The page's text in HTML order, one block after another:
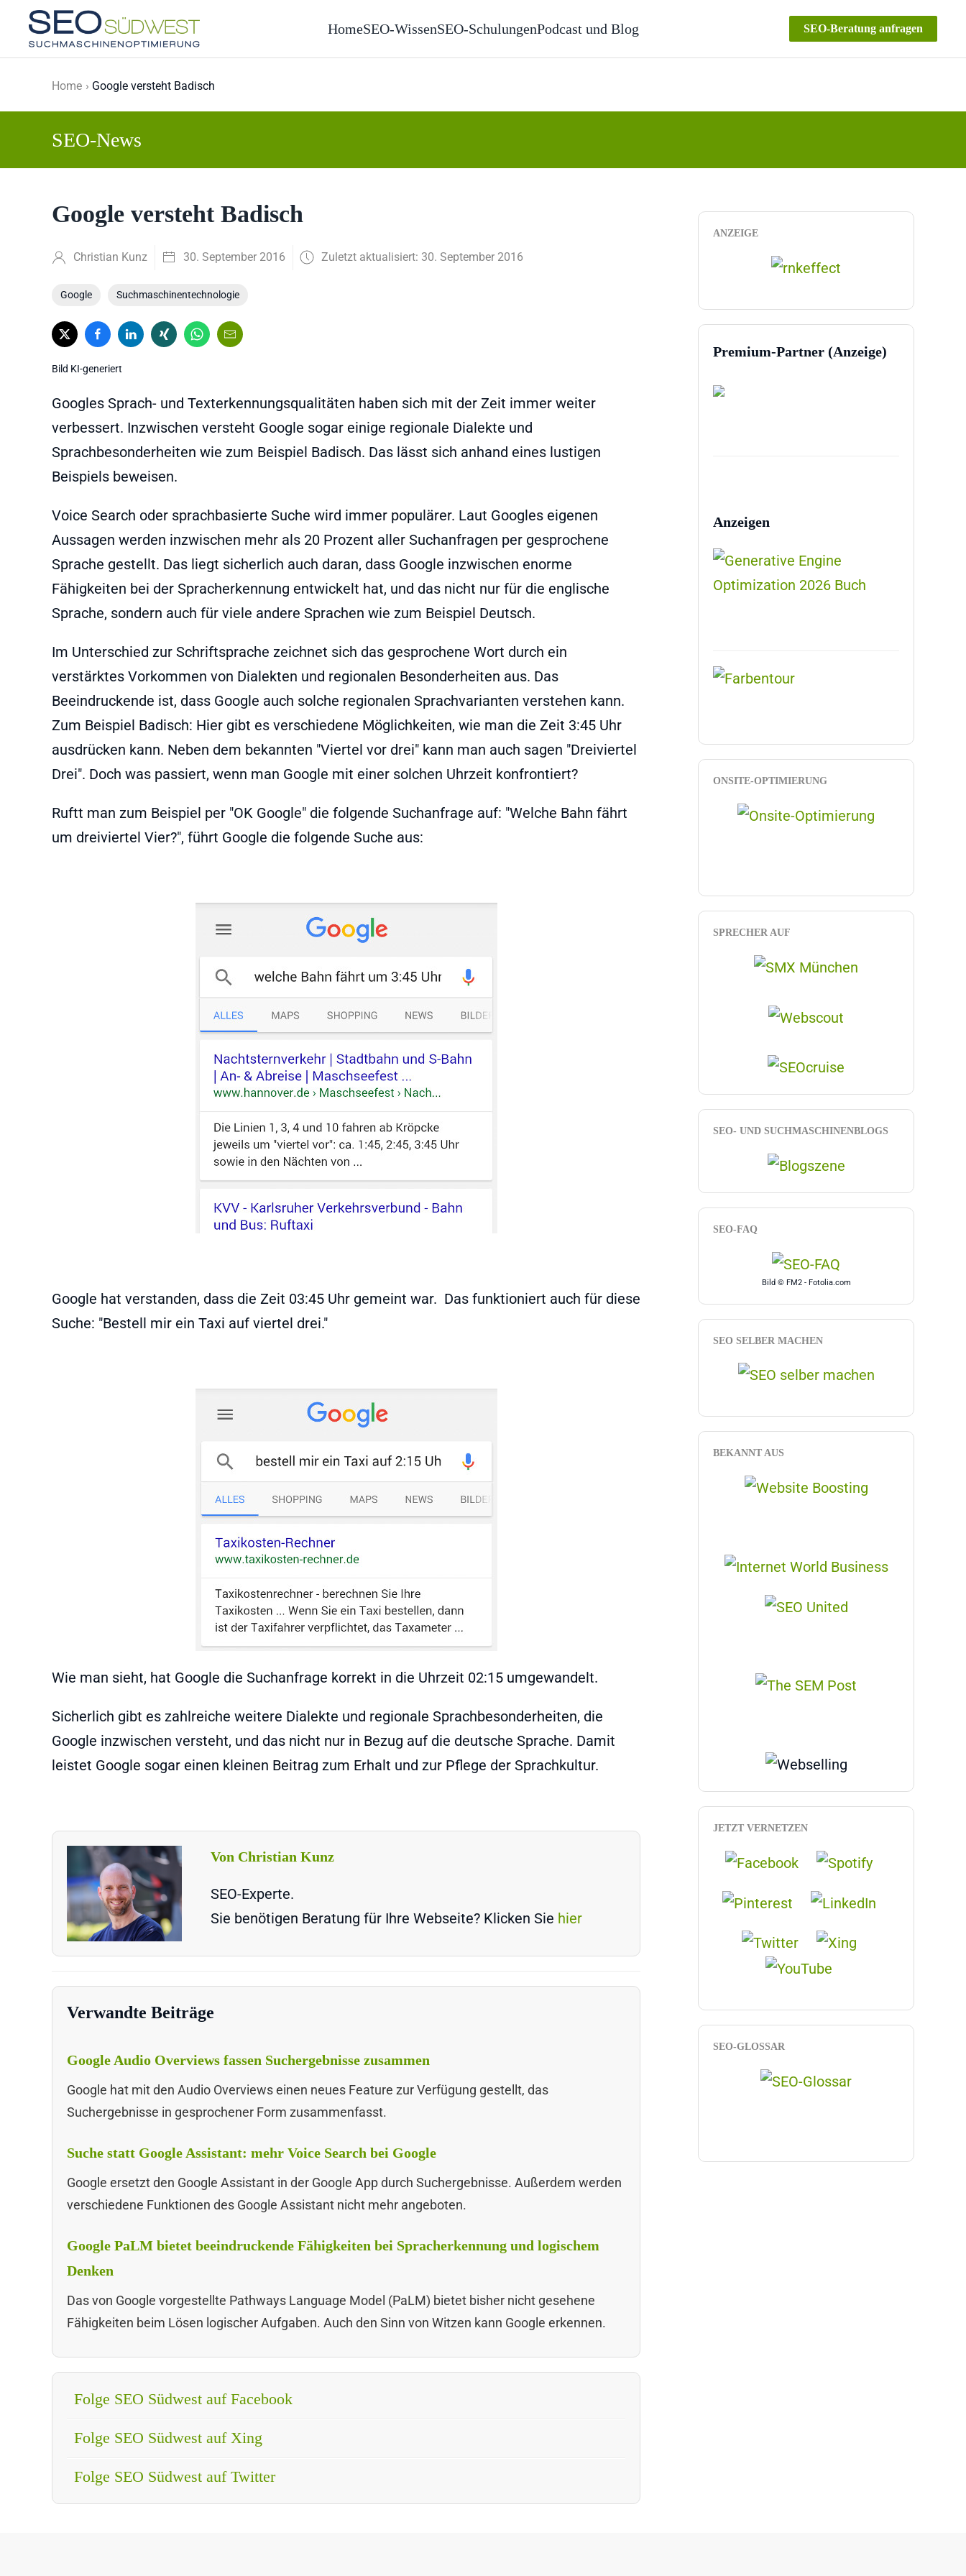
Skip to main content
HomeSEO-WissenSEO-SchulungenPodcast und Blog SEO-Beratung anfragen
Home Google versteht Badisch
SEO-News
Google versteht Badisch
Christian Kunz 30. September 2016 Zuletzt aktualisiert: 30. September 2016
Google Suchmaschinentechnologie
Bild KI-generiert
Googles Sprach- und Texterkennungsqualitäten haben sich mit der Zeit immer weiter
verbessert. Inzwischen versteht Google sogar einige regionale Dialekte und
Sprachbesonderheiten wie zum Beispiel Badisch. Das lässt sich anhand eines lustigen
Beispiels beweisen.
Voice Search oder sprachbasierte Suche wird immer populärer. Laut Googles eigenen
Aussagen werden inzwischen mehr als 20 Prozent aller Suchanfragen per gesprochene
Sprache gestellt. Das liegt sicherlich auch daran, dass Google inzwischen enorme
Fähigkeiten bei der Spracherkennung entwickelt hat, und das nicht nur für die englische
Sprache, sondern auch für viele andere Sprachen wie zum Beispiel Deutsch.
Im Unterschied zur Schriftsprache zeichnet sich das gesprochene Wort durch ein
verstärktes Vorkommen von Dialekten und regionalen Besonderheiten aus. Das
Beeindruckende ist, dass Google auch solche regionalen Sprachvarianten verstehen kann.
Zum Beispiel Badisch: Hier gibt es verschiedene Möglichkeiten, wie man die Zeit 3:45 Uhr
ausdrücken kann. Neben dem bekannten "Viertel vor drei" kann man auch sagen "Dreiviertel
Drei". Doch was passiert, wenn man Google mit einer solchen Uhrzeit konfrontiert?
Ruftt man zum Beispiel per "OK Google" die folgende Suchanfrage auf: "Welche Bahn fährt
um dreiviertel Vier?", führt Google die folgende Suche aus:
Google hat verstanden, dass die Zeit 03:45 Uhr gemeint war. Das funktioniert auch für diese
Suche: "Bestell mir ein Taxi auf viertel drei."
Wie man sieht, hat Google die Suchanfrage korrekt in die Uhrzeit 02:15 umgewandelt.
Sicherlich gibt es zahlreiche weitere Dialekte und regionale Sprachbesonderheiten, die
Google inzwischen versteht, und das nicht nur in Bezug auf die deutsche Sprache. Damit
leistet Google sogar einen kleinen Beitrag zum Erhalt und zur Pflege der Sprachkultur.
Von Christian Kunz
SEO-Experte.
Sie benötigen Beratung für Ihre Webseite? Klicken Sie hier
Verwandte Beiträge
Google Audio Overviews fassen Suchergebnisse zusammen
Google hat mit den Audio Overviews einen neues Feature zur Verfügung gestellt, das
Suchergebnisse in gesprochener Form zusammenfasst.
Suche statt Google Assistant: mehr Voice Search bei Google
Google ersetzt den Google Assistant in der Google App durch Suchergebnisse. Außerdem werden
verschiedene Funktionen des Google Assistant nicht mehr angeboten.
Google PaLM bietet beeindruckende Fähigkeiten bei Spracherkennung und logischem
Denken
Das von Google vorgestellte Pathways Language Model (PaLM) bietet bisher nicht gesehene
Fähigkeiten beim Lösen logischer Aufgaben. Auch den Sinn von Witzen kann Google erkennen.
Folge SEO Südwest auf Facebook
Folge SEO Südwest auf Xing
Folge SEO Südwest auf Twitter
ANZEIGE
Premium-Partner (Anzeige)
Anzeigen
ONSITE-OPTIMIERUNG
SPRECHER AUF
SEO- UND SUCHMASCHINENBLOGS
SEO-FAQ
Bild © FM2 - Fotolia.com
SEO SELBER MACHEN
BEKANNT AUS
JETZT VERNETZEN
SEO-GLOSSAR